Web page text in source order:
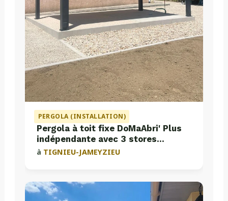
PERGOLA (INSTALLATION)
Pergola à toit fixe DoMaAbri' Plus
indépendante avec 3 stores
intégrés
à TIGNIEU-JAMEYZIEU